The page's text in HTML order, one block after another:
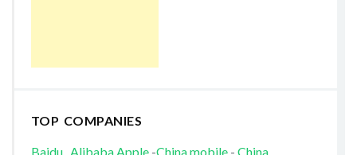
TOP COMPANIES
Baidu AlibabaApple-China mobile- China